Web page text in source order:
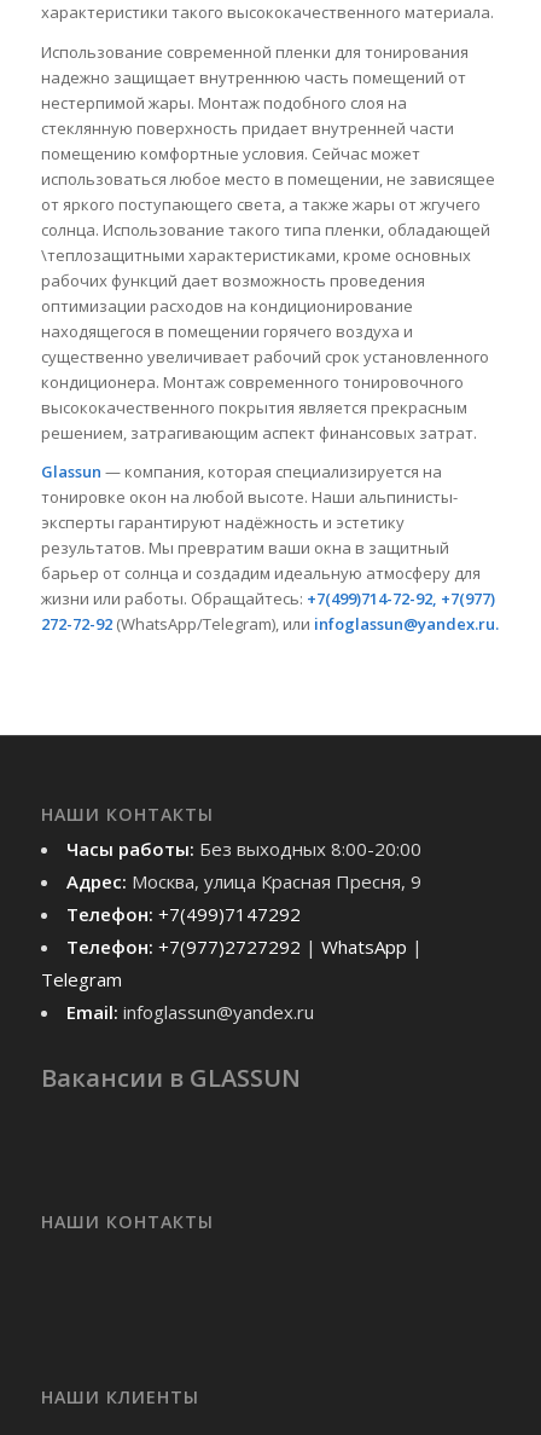
характеристики такого высококачественного материала.
Использование современной пленки для тонирования
надежно защищает внутреннюю часть помещений от
нестерпимой жары. Монтаж подобного слоя на
стеклянную поверхность придает внутренней части
помещению комфортные условия. Сейчас может
использоваться любое место в помещении, не зависящее
от яркого поступающего света, а также жары от жгучего
солнца. Использование такого типа пленки, обладающей
\теплозащитными характеристиками, кроме основных
рабочих функций дает возможность проведения
оптимизации расходов на кондиционирование
находящегося в помещении горячего воздуха и
существенно увеличивает рабочий срок установленного
кондиционера. Монтаж современного тонировочного
высококачественного покрытия является прекрасным
решением, затрагивающим аспект финансовых затрат.
Glassun — компания, которая специализируется на
тонировке окон на любой высоте. Наши альпинисты-
эксперты гарантируют надёжность и эстетику
результатов. Мы превратим ваши окна в защитный
барьер от солнца и создадим идеальную атмосферу для
жизни или работы. Обращайтесь: +7(499)714-72-92, +7(977)
272-72-92(WhatsApp/Telegram), или infoglassun@yandex.ru.
НАШИ КОНТАКТЫ
Часы работы: Без выходных 8:00-20:00
Адрес: Москва, улица Красная Пресня, 9
Телефон: +7(499)7147292
Телефон: +7(977)2727292 | WhatsApp |
Telegram
Email: infoglassun@yandex.ru
Вакансии в GLASSUN
НАШИ КОНТАКТЫ
НАШИ КЛИЕНТЫ